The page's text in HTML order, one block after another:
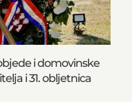
i domovinske
i 31. obljetnica